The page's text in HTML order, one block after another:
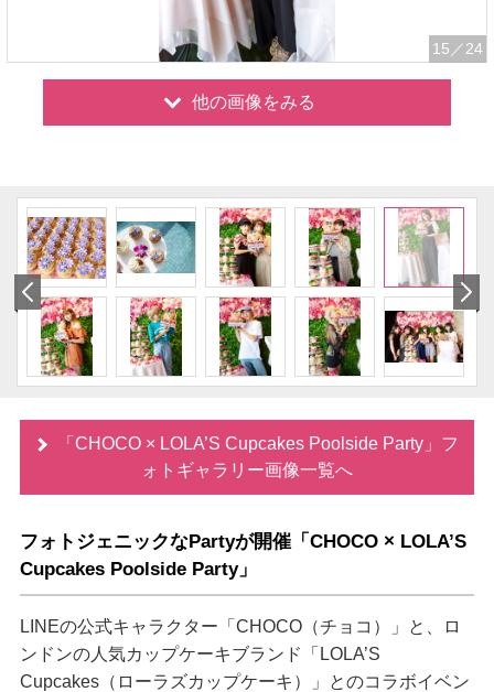
15 ／24
他の画像をみる
「CHOCO × LOLA’S Cupcakes Poolside Party」フ
ォトギャラリー画像一覧へ
フォトジェニックなPartyが開催「CHOCO × LOLA’S
Cupcakes Poolside Party」
LINEの公式キャラクター「CHOCO（チョコ）」と、ロ
ンドンの人気カップケーキブランド「LOLA’S
Cupcakes（ローラズカップケーキ）」とのコラボイベン